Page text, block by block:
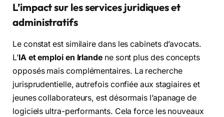
L’impact sur les services juridiques et
administratifs
Le constat est similaire dans les cabinets d’avocats.
L’IA et emploi en Irlande ne sont plus des concepts
opposés mais complémentaires. La recherche
jurisprudentielle, autrefois confiée aux stagiaires et
jeunes collaborateurs, est désormais l’apanage de
logiciels ultra-performants. Cela force les nouveaux